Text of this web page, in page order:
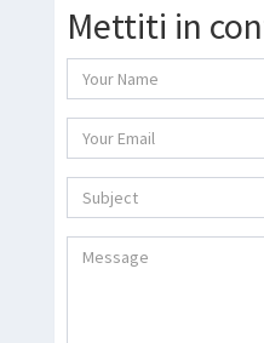
Mettiti in